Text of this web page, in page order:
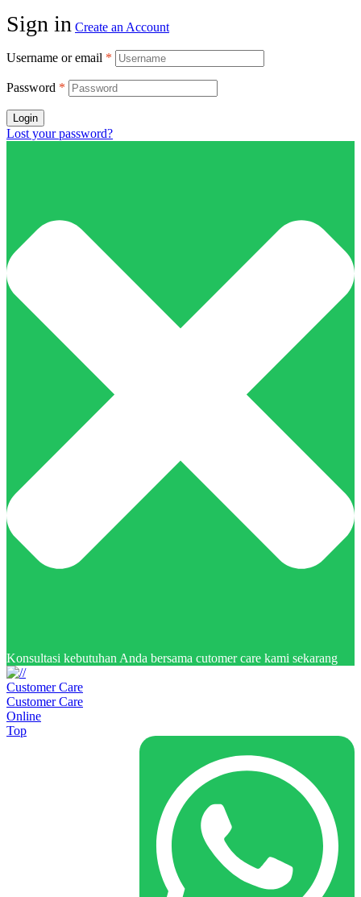
Sign in Create an Account
Username or email *
Password *
Login
Lost your password?
Konsultasi kebutuhan Anda bersama cutomer care kami sekarang
Customer Care
Customer Care
Online
Top